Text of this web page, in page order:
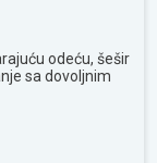
odeću, šešir
sa dovoljnim